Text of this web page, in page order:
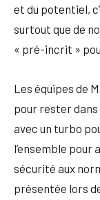
et du potentiel,
surtout que de
« pré-incrit »
Les équipes de
pour rester dans
avec un turbo
l’ensemble
sécurité aux
présentée lors